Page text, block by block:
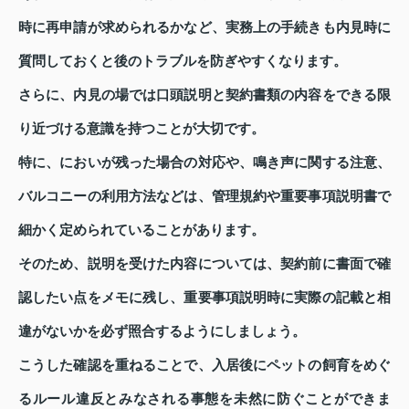
時に再申請が求められるかなど、実務上の手続きも内見時に
質問しておくと後のトラブルを防ぎやすくなります。
さらに、内見の場では口頭説明と契約書類の内容をできる限
り近づける意識を持つことが大切です。
特に、においが残った場合の対応や、鳴き声に関する注意、
バルコニーの利用方法などは、管理規約や重要事項説明書で
細かく定められていることがあります。
そのため、説明を受けた内容については、契約前に書面で確
認したい点をメモに残し、重要事項説明時に実際の記載と相
違がないかを必ず照合するようにしましょう。
こうした確認を重ねることで、入居後にペットの飼育をめぐ
るルール違反とみなされる事態を未然に防ぐことができま